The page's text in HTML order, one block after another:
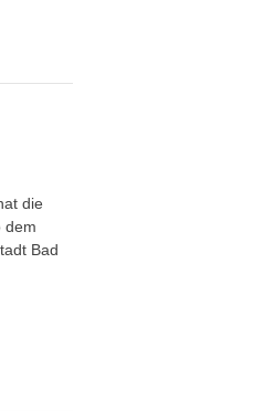
die
dem
Bad